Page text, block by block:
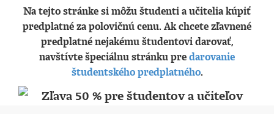
Na tejto stránke si môžu študenti a učitelia kúpiť
predplatné za polovičnú cenu. Ak chcete zľavnené
predplatné nejakému študentovi darovať,
navštívte špeciálnu stránku predarovanie
študentského predplatného.